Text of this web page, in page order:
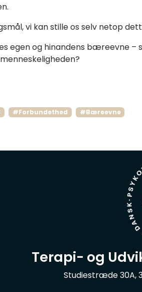
vi kan stille os selv netop
egen og hinandens bæreevne –
#Forbundethed
#Bæreevne
Terapi- og
Studiestræde 30A,